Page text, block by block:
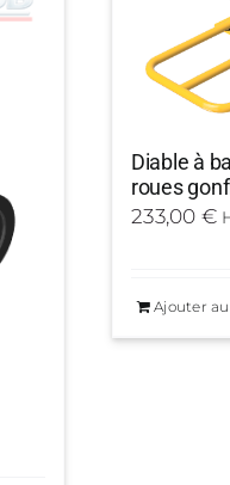
Diable à
roues
233,00 €
Ajouter